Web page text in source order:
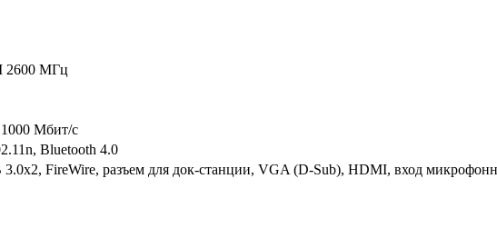
2600 МГц
1000 Мбит/c
Bluetooth 4.0
3.0x2, FireWire, разъем для док-станции, VGA (D-Sub), HDMI, вход